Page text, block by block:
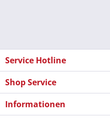
Service Hotline
Shop Service
Informationen